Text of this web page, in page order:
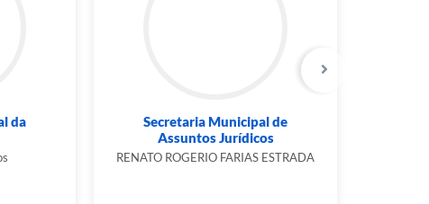
da
Secretaria Municipal de
Assuntos Jurídicos
RENATO ROGERIO FARIAS ESTRADA